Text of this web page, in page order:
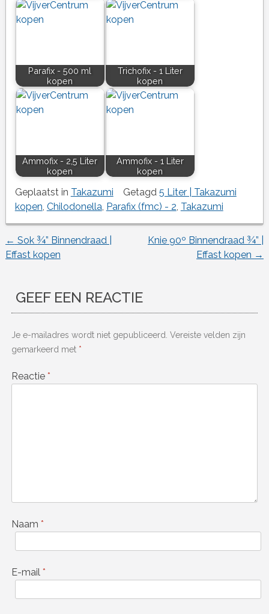
Parafix - 500 ml
kopen
Trichofix - 1 Liter
kopen
Ammofix - 2,5 Liter
kopen
Ammofix - 1 Liter
kopen
Geplaatst in Takazumi Getagd 5 Liter | Takazumi
kopen, Chilodonella, Parafix (fmc) - 2, Takazumi
Berichtnavigatie
← Sok ¾” Binnendraad |
Effast kopen
Knie 90º Binnendraad ¾” |
Effast kopen →
GEEF EEN REACTIE
Je e-mailadres wordt niet gepubliceerd. Vereiste velden zijn
gemarkeerd met *
Reactie *
Naam *
E-mail *